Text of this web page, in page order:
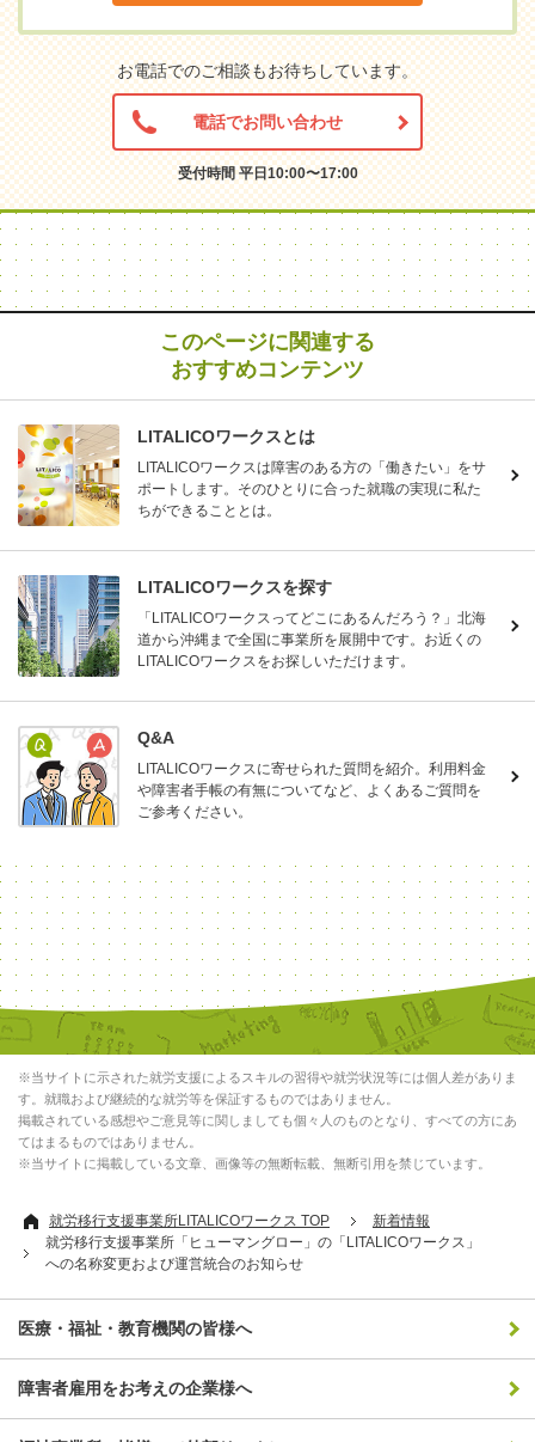
お電話でのご相談もお待ちしています。
電話でお問い合わせ
受付時間 平日10:00〜17:00
このページに関連する
おすすめコンテンツ
LITALICOワークスとは
LITALICOワークスは障害のある方の「働きたい」をサ
ポートします。そのひとりに合った就職の実現に私た
ちができることとは。
LITALICOワークスを探す
「LITALICOワークスってどこにあるんだろう？」北海
道から沖縄まで全国に事業所を展開中です。お近くの
LITALICOワークスをお探しいただけます。
Q&A
LITALICOワークスに寄せられた質問を紹介。利用料金
や障害者手帳の有無についてなど、よくあるご質問を
ご参考ください。
※当サイトに示された就労支援によるスキルの習得や就労状況等には個人差がありま
す。就職および継続的な就労等を保証するものではありません。
掲載されている感想やご意見等に関しましても個々人のものとなり、すべての方にあ
てはまるものではありません。
※当サイトに掲載している文章、画像等の無断転載、無断引用を禁じています。
就労移行支援事業所LITALICOワークス TOP
新着情報
就労移行支援事業所「ヒューマングロー」の「LITALICOワークス」
への名称変更および運営統合のお知らせ
医療・福祉・教育機関の皆様へ
障害者雇用をお考えの企業様へ